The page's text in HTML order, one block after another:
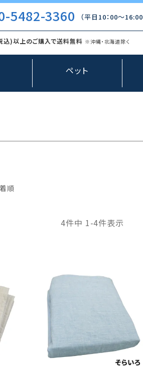
5482-3360 （平日10：00〜16:00
)以上のご購入で送料無料 ※沖縄・北海道除く
ペット
順
4件中 1-4件表示